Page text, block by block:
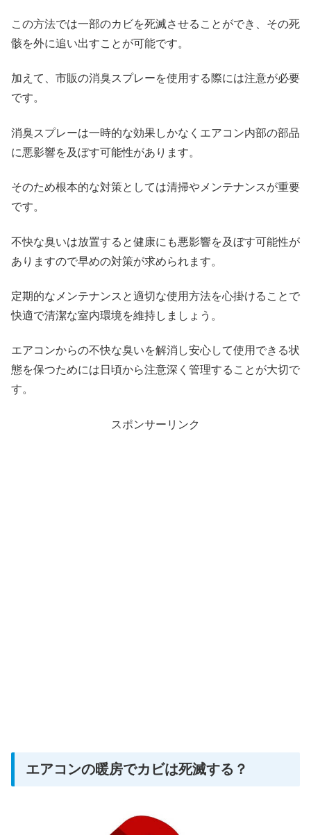
この方法では一部のカビを死滅させることができ、その死
骸を外に追い出すことが可能です。
加えて、市販の消臭スプレーを使用する際には注意が必要
です。
消臭スプレーは一時的な効果しかなくエアコン内部の部品
に悪影響を及ぼす可能性があります。
そのため根本的な対策としては清掃やメンテナンスが重要
です。
不快な臭いは放置すると健康にも悪影響を及ぼす可能性が
ありますので早めの対策が求められます。
定期的なメンテナンスと適切な使用方法を心掛けることで
快適で清潔な室内環境を維持しましょう。
エアコンからの不快な臭いを解消し安心して使用できる状
態を保つためには日頃から注意深く管理することが大切で
す。
スポンサーリンク
エアコンの暖房でカビは死滅する？